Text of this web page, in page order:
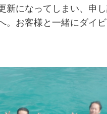
新になってしまい、申
。お客様と一緒にダイ